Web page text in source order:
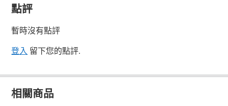
點評
暫時沒有點評
登入 留下您的點評.
相關商品